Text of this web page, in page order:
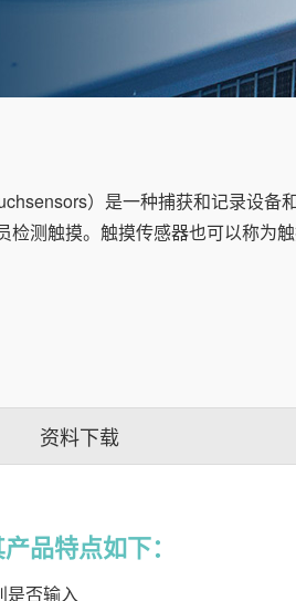
）是一种捕获和记录设备
检测触摸。触摸传感器也可以称为触
资料下载
品特点如下：
是否输入